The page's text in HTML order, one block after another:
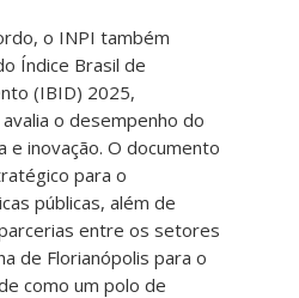
o INPI também
Índice Brasil de
(IBID) 2025,
o desempenho do
e inovação. O documento
para o
públicas, além de
entre os setores
de Florianópolis para o
como um polo de